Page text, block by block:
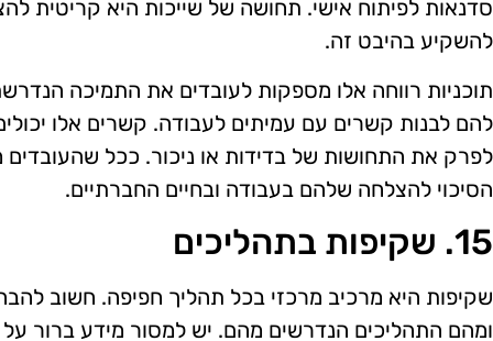
סדנאות לפיתוח אישי. תחושה של שייכות היא קריטית
להשקיע בהיבט זה.
תוכניות רווחה אלו מספקות לעובדים את התמיכה
להם לבנות קשרים עם עמיתים לעבודה. קשרים אלו
לפרק את התחושות של בדידות או ניכור. ככל שהעובדים
הסיכוי להצלחה שלהם בעבודה ובחיים החברתיים.
15. שקיפות בתהליכים
שקיפות היא מרכיב מרכזי בכל תהליך חפיפה. חשוב
ומהם התהליכים הנדרשים מהם. יש למסור מידע ברור